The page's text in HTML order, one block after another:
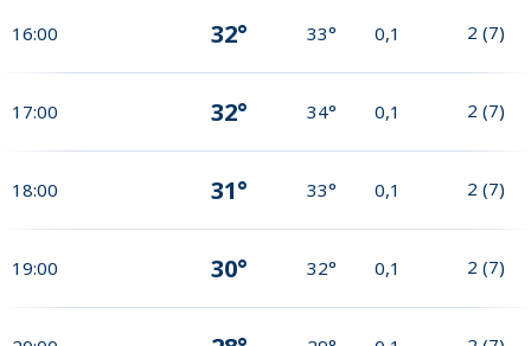
16:00 32° 33° 0,1 2 (7)
17:00 32° 34° 0,1 2 (7)
18:00 31° 33° 0,1 2 (7)
19:00 30° 32° 0,1 2 (7)